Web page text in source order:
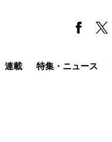
連載 特集・ニュース